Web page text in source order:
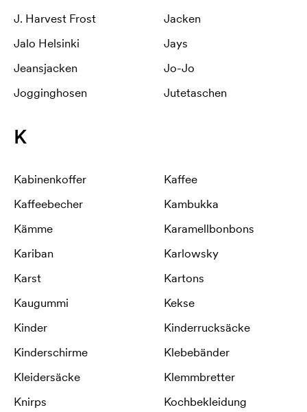
J. Harvest Frost
Jacken
Jalo Helsinki
Jays
Jeansjacken
Jo-Jo
Jogginghosen
Jutetaschen
K
Kabinenkoffer
Kaffee
Kaffeebecher
Kambukka
Kämme
Karamellbonbons
Kariban
Karlowsky
Karst
Kartons
Kaugummi
Kekse
Kinder
Kinderrucksäcke
Kinderschirme
Klebebänder
Kleidersäcke
Klemmbretter
Knirps
Kochbekleidung